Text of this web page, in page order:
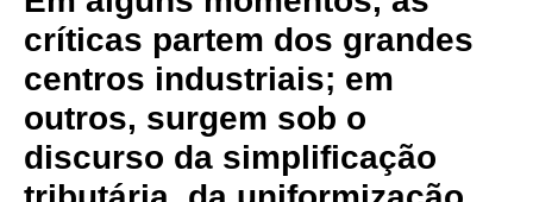
críticas partem dos grandes
centros industriais; em
outros, surgem sob o
discurso da simplificação